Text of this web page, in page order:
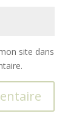
site dans